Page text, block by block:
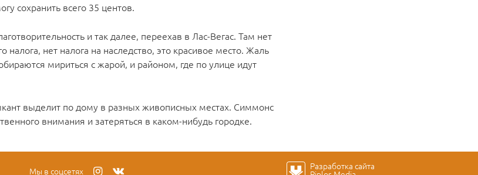
сохранить всего 35 центов.
и так далее, переехав в Лас-Вегас. Там нет
налога, нет налога на наследство, это красивое место. Жаль
мириться с жарой, и районом, где по улице идут
выделит по дому в разных живописных местах. Симмонс
внимания и затеряться в каком-нибудь городке.
Мы в соцсетях Разработка сайта